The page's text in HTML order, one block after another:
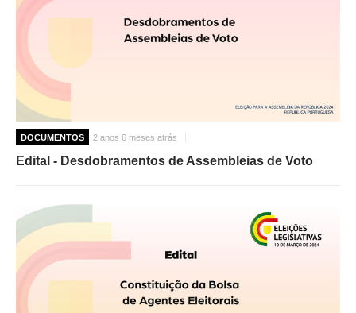
DOCUMENTOS 2 anos 6 meses atrás
Edital - Desdobramentos de Assembleias de Voto